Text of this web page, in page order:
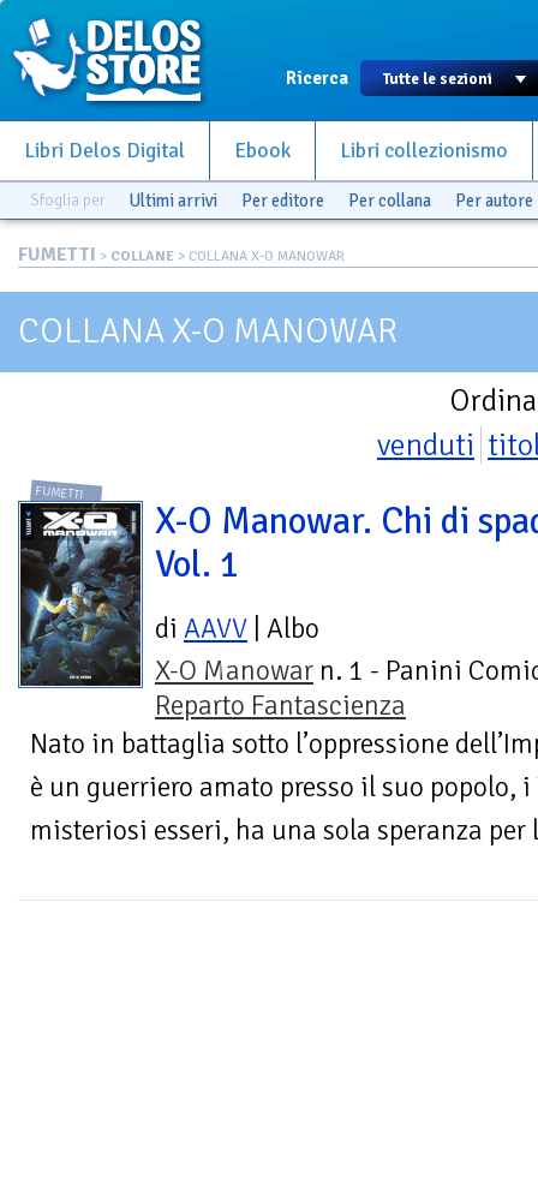
Ricerca
Libri Delos Digital Ebook Libri collezionismo
Sfoglia per Ultimi arrivi Per editore Per collana Per autore
FUMETTI > COLLANE > COLLANA X-O MANOWAR
COLLANA X-O MANOWAR
venduti
FUMETTI
X-O Manowar. Chi di
Vol. 1
di AAVV | Albo
X-O Manowar n. 1 - Panini
Reparto Fantascienza
Nato in battaglia sotto l’oppressione
è un guerriero amato presso il suo popolo,
misteriosi esseri, ha una sola speranza